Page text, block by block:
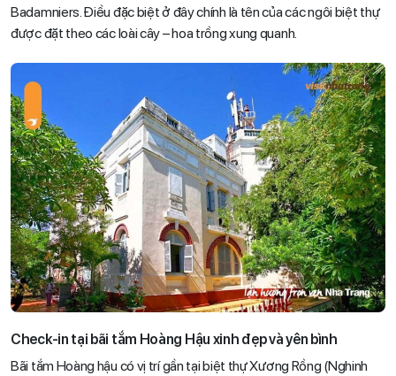
Badamniers. Điều đặc biệt ở đây chính là tên của các ngôi biệt thự
được đặt theo các loài cây – hoa trồng xung quanh.
Check-in tại bãi tắm Hoàng Hậu xinh đẹp và yên bình
Bãi tắm Hoàng hậu có vị trí gần tại biệt thự Xương Rồng (Nghinh